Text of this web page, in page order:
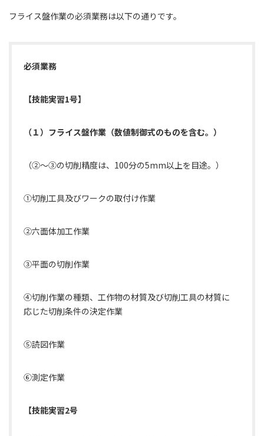
フライス盤作業の必須業務は以下の通りです。
必須業務
【技能実習1号】
（１）フライス盤作業（数値制御式のものを含む。）
（②～③の切削精度は、100分の5mm以上を目途。）
①切削工具及びワークの取付け作業
②六面体加工作業
③平面の切削作業
④切削作業の種類、工作物の材質及び切削工具の材質に
応じた切削条件の決定作業
⑤読図作業
⑥測定作業
【技能実習2号